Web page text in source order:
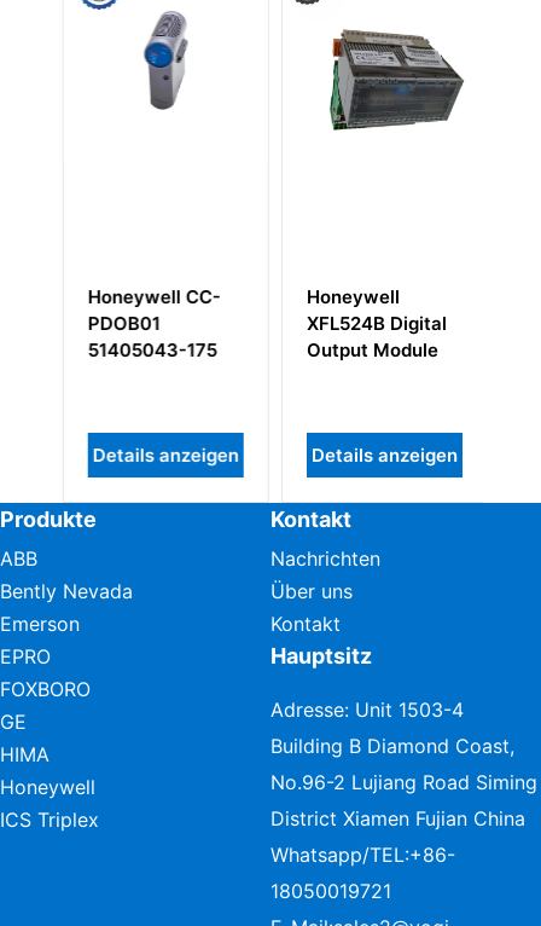
Honeywell CC-
PDOB01
51405043-175
Details anzeigen
Honeywell
XFL524B Digital
Output Module
Details anzeigen
Produkte
ABB
Bently Nevada
Emerson
EPRO
FOXBORO
GE
HIMA
Honeywell
ICS Triplex
Kontakt
Nachrichten
Über uns
Kontakt
Hauptsitz
Adresse: Unit 1503-4
Building B Diamond Coast,
No.96-2 Lujiang Road Siming
District Xiamen Fujian China
Whatsapp/TEL:+86-
18050019721